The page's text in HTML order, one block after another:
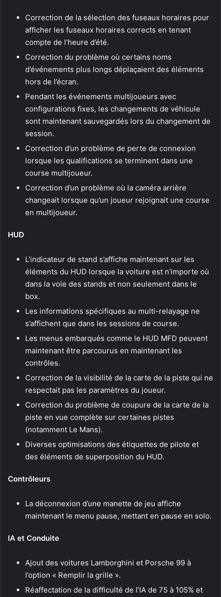
Correction de la sélection des fuseaux horaires pour
afficher les fuseaux horaires corrects en tenant
compte de l’heure d’été.
Correction du problème où certains noms
d’événements plus longs déplaçaient des éléments
hors de l’écran.
Pendant les événements multijoueurs avec
configurations fixes, les changements de véhicule
sont maintenant sauvegardés lors du changement de
session.
Correction d’un problème de perte de connexion
lorsque les qualifications se terminent dans une
course multijoueur.
Correction d’un problème où la caméra arrière
changeait lorsque qu’un joueur rejoignait une course
en multijoueur.
HUD
L’indicateur de stand s’affiche maintenant sur les
éléments du HUD lorsque la voiture est n’importe où
dans la voie des stands et non seulement dans le
box.
Les informations spécifiques au multi-relayage ne
s’affichent que dans les sessions de course.
Les menus embarqués comme le HUD MFD peuvent
maintenant être parcourus en maintenant les
contrôles.
Correction de la visibilité de la carte de la piste qui ne
respectait pas les paramètres du joueur.
Correction du problème de coupure de la carte de la
piste en vue complète sur certaines pistes
(notamment Le Mans).
Diverses optimisations des étiquettes de pilote et
des éléments de superposition du HUD.
Contrôleurs
La déconnexion d’une manette de jeu affiche
maintenant le menu pause, mettant en pause en solo.
IA et Conduite
Ajout des voitures Lamborghini et Porsche 99 à
l’option « Remplir la grille ».
Réaffectation de la difficulté de l’IA de 75 à 105% et